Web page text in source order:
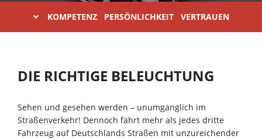
KOMPETENZ PERSÖNLICHKEIT VERTRAUEN
DIE RICHTIGE BELEUCHTUNG
Sehen und gesehen werden – unumgänglich im
Straßenverkehr! Dennoch fährt mehr als jedes dritte
Fahrzeug auf Deutschlands Straßen mit unzureichender